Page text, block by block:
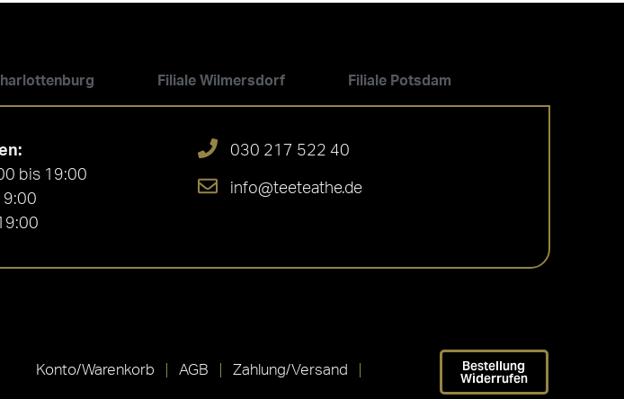
Filiale Wilmersdorf Filiale Potsdam
bis 19:00
030 217 522 40
info@teeteathe.de
Konto/Warenkorb AGB Zahlung/Versand Bestellung
Widerrufen